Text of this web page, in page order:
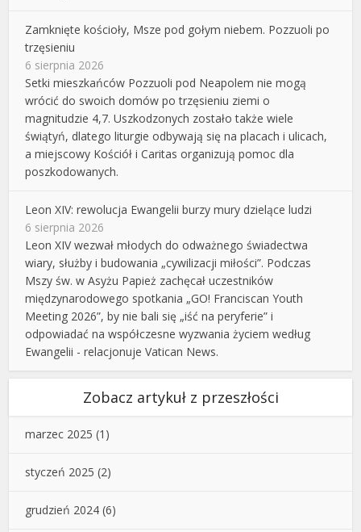
Zamknięte kościoły, Msze pod gołym niebem. Pozzuoli po
trzęsieniu
6 sierpnia 2026
Setki mieszkańców Pozzuoli pod Neapolem nie mogą
wrócić do swoich domów po trzęsieniu ziemi o
magnitudzie 4,7. Uszkodzonych zostało także wiele
świątyń, dlatego liturgie odbywają się na placach i ulicach,
a miejscowy Kościół i Caritas organizują pomoc dla
poszkodowanych.
Leon XIV: rewolucja Ewangelii burzy mury dzielące ludzi
6 sierpnia 2026
Leon XIV wezwał młodych do odważnego świadectwa
wiary, służby i budowania „cywilizacji miłości”. Podczas
Mszy św. w Asyżu Papież zachęcał uczestników
międzynarodowego spotkania „GO! Franciscan Youth
Meeting 2026”, by nie bali się „iść na peryferie” i
odpowiadać na współczesne wyzwania życiem według
Ewangelii - relacjonuje Vatican News.
Zobacz artykuł z przeszłości
marzec 2025 (1)
styczeń 2025 (2)
grudzień 2024 (6)